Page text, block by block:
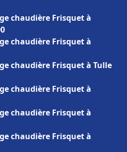
chaudière Frisquet à
chaudière Frisquet à
chaudière Frisquet à Tulle
chaudière Frisquet à
chaudière Frisquet à
chaudière Frisquet à